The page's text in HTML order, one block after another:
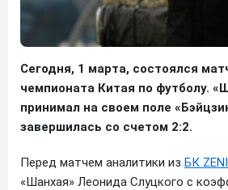
Сегодня, 1 марта, состоялся
чемпионата Китая по футболу.
принимал на своем поле
завершилась со счетом 2:2.
Перед матчем аналитики из БК
«Шанхая» Леонида Слуцкого с